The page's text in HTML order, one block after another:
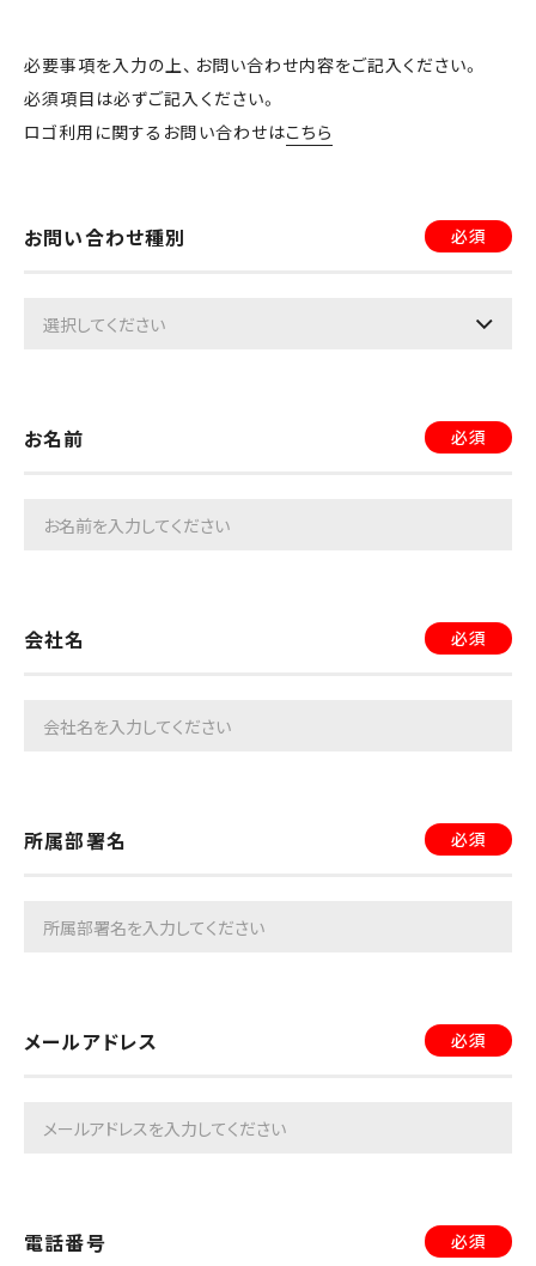
必要事項を入力の上、お問い合わせ内容をご記入ください。
必須項目は必ずご記入ください。
ロゴ利用に関するお問い合わせはこちら
お問い合わせ種別 必須
お名前 必須
会社名 必須
所属部署名 必須
メールアドレス 必須
電話番号 必須